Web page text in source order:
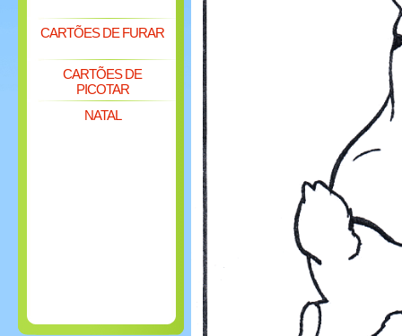
CARTÕES DE FURAR
CARTÕES DE
PICOTAR
NATAL